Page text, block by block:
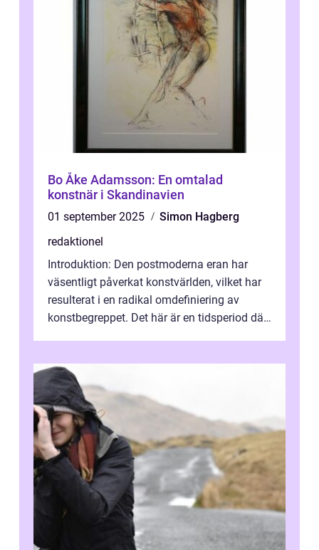
Bo Åke Adamsson: En omtalad
konstnär i Skandinavien
01 september 2025
Simon Hagberg
redaktionel
Introduktion: Den postmoderna eran har
väsentligt påverkat konstvärlden, vilket har
resulterat i en radikal omdefiniering av
konstbegreppet. Det här är en tidsperiod där